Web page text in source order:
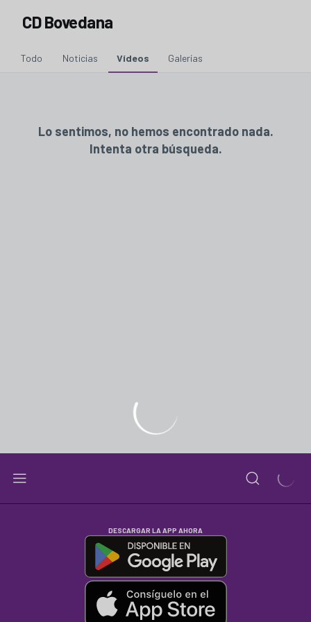
CD Bovedana
Todo Noticias Vídeos Galerías
Lo sentimos, no hemos encontrado nada.
Intenta otra búsqueda.
DESCARGAR LA APP AHORA